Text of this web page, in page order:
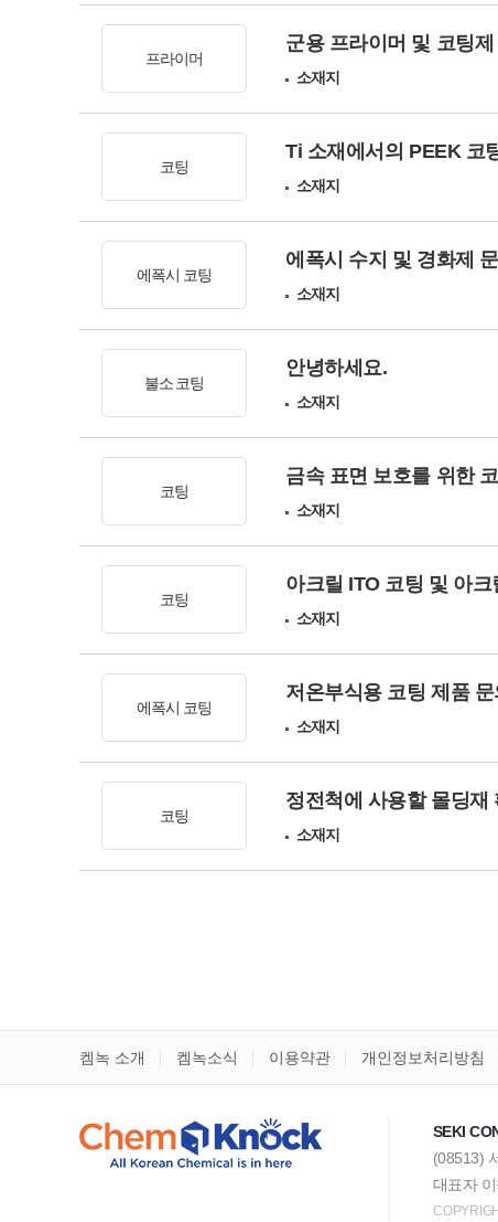
프라이머
군용 프라이머 및 코팅
소재지
코팅
Ti 소재에서의 PEEK 코
소재지
에폭시 코팅
에폭시 수지 및 경화제
소재지
불소 코팅
안녕하세요.
소재지
코팅
금속 표면 보호를 위한
소재지
코팅
아크릴 ITO 코팅 및 아크
소재지
에폭시 코팅
저온부식용 코팅 제품 문
소재지
코팅
정전척에 사용할 몰딩재
소재지
켐녹 소개 켐녹소식 이용약관 개인정보처리방침
SEKI
(08513)
대표자